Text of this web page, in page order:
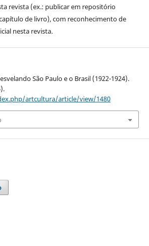
revista (ex.: publicar em repositório
de livro), com reconhecimento de
nesta revista.
São Paulo e o Brasil (1922-1924).
artcultura/article/view/1480